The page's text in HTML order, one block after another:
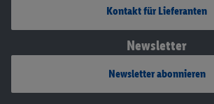
Kontakt für Lieferanten
Newsletter
Newsletter abonnieren